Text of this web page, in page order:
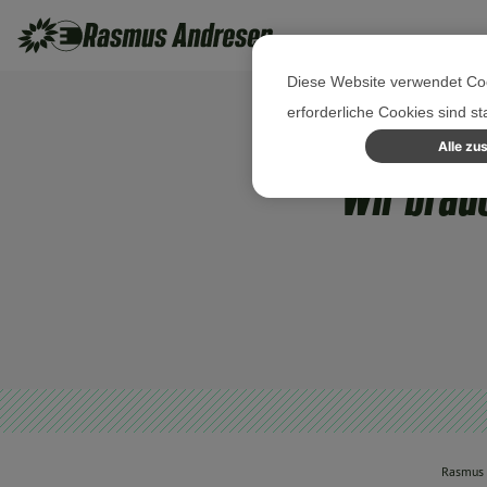
Wir
Diese Website verwendet
erforderliche Cookies sind
Alle